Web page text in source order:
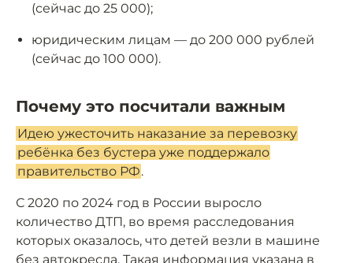
(сейчас до 25 000);
юридическим лицам — до 200 000 рублей
(сейчас до 100 000).
Почему это посчитали важным
Идею ужесточить наказание за перевозку
ребёнка без бустера уже поддержало
правительство РФ.
С 2020 по 2024 год в России выросло
количество ДТП, во время расследования
которых оказалось, что детей везли в машине
без автокресла. Такая информация указана в